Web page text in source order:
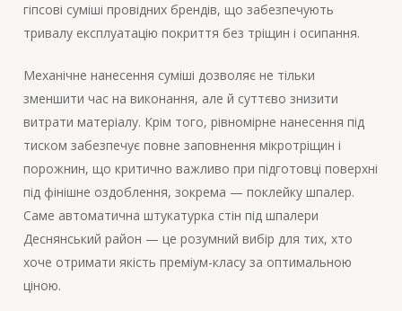
гіпсові суміші провідних брендів, що забезпечують
тривалу експлуатацію покриття без тріщин і осипання.
Механічне нанесення суміші дозволяє не тільки
зменшити час на виконання, але й суттєво знизити
витрати матеріалу. Крім того, рівномірне нанесення під
тиском забезпечує повне заповнення мікротріщин і
порожнин, що критично важливо при підготовці поверхні
під фінішне оздоблення, зокрема — поклейку шпалер.
Саме автоматична штукатурка стін під шпалери
Деснянський район — це розумний вибір для тих, хто
хоче отримати якість преміум-класу за оптимальною
ціною.